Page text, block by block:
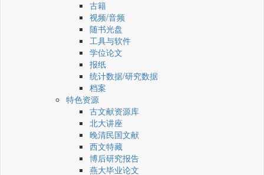
古籍
视频/音频
随书光盘
工具与软件
学位论文
报纸
统计数据/研究数据
档案
特色资源
古文献资源库
北大讲座
晚清民国文献
西文特藏
博后研究报告
燕大毕业论文